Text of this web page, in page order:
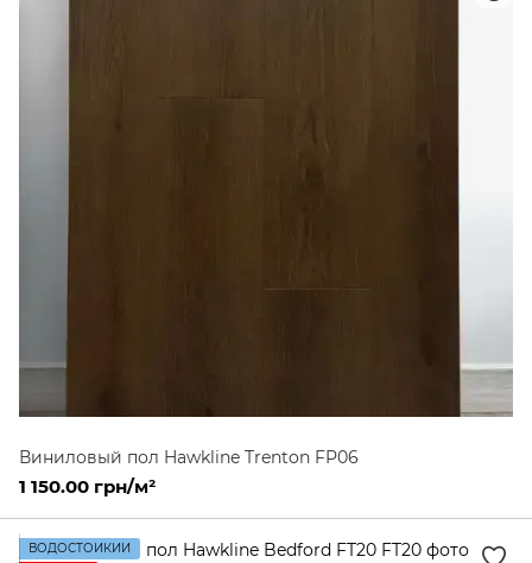
Виниловый пол Hawkline Trenton FP06
1 150.00 грн/м²
ВОДОСТОЙКИЙ